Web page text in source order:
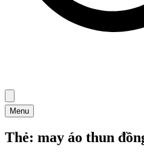
Menu
Thẻ: may áo thun